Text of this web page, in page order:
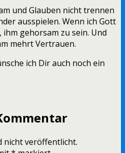
und Glauben nicht trennen
ausspielen. Wenn ich Gott
gehorsam zu sein. Und
mehrt Vertrauen.
ich Dir auch noch ein
nicht veröffentlicht.